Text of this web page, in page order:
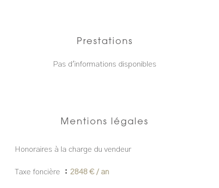
Prestations
Pas d'informations disponibles
Mentions légales
Honoraires à la charge du vendeur
Taxe foncière 2848 € / an